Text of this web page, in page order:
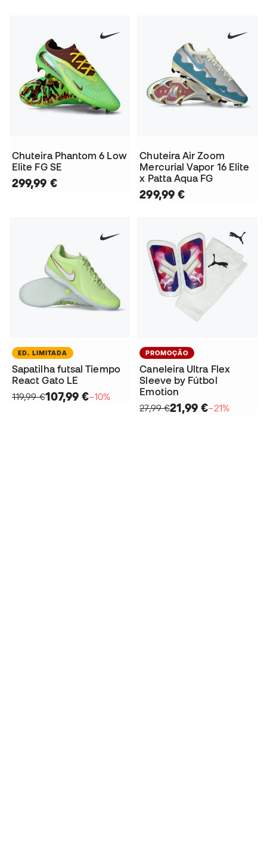
Chuteira Phantom 6 Low
Elite FG SE
299,99 €
Chuteira Air Zoom
Mercurial Vapor 16 Elite
x Patta Aqua FG
299,99 €
ED. LIMITADA
Sapatilha futsal Tiempo
React Gato LE
119,99 €107,99 €−10%
PROMOÇÃO
Caneleira Ultra Flex
Sleeve by Fútbol
Emotion
27,99 €21,99 €−21%